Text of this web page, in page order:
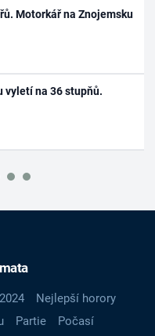
Motorkář na Znojemsku
vyletí na 36 stupňů.
Nejlepší horory
Partie
Počasí